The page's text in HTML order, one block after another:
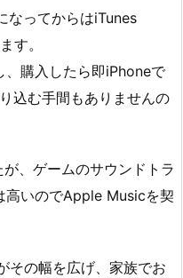
なってからはiTunes
す。
、購入したら即iPhoneで
込む手間もありませんの
、ゲームのサウンドトラ
高いのでApple Musicを契
その幅を広げ、家族でお